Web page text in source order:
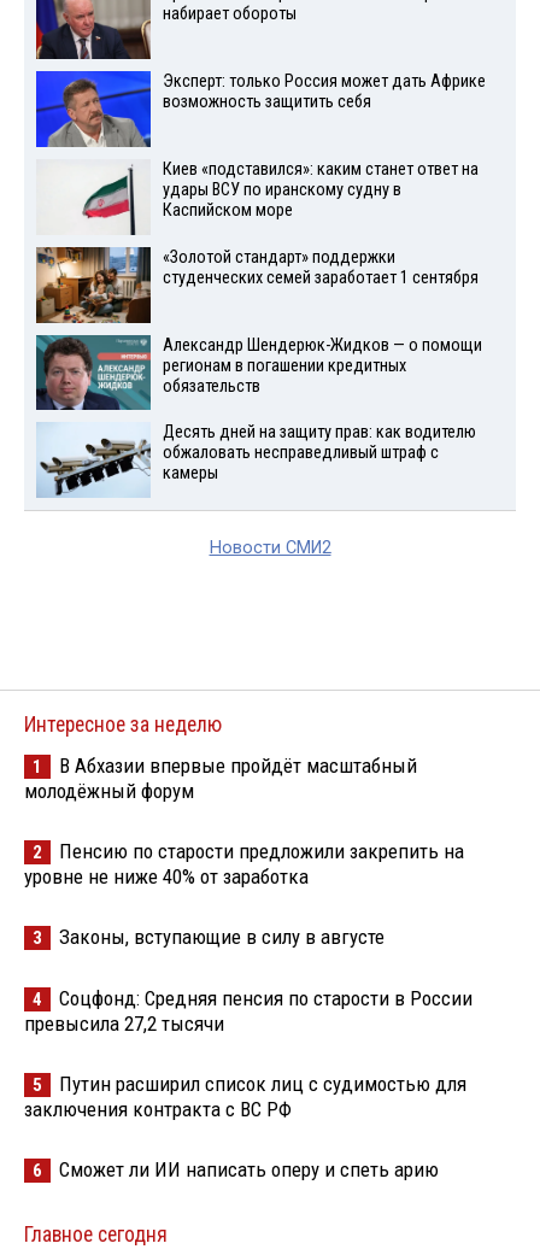
набирает обороты
Эксперт: только Россия может дать Африке
возможность защитить себя
Киев «подставился»: каким станет ответ на
удары ВСУ по иранскому судну в
Каспийском море
«Золотой стандарт» поддержки
студенческих семей заработает 1 сентября
Александр Шендерюк-Жидков — о помощи
регионам в погашении кредитных
обязательств
Десять дней на защиту прав: как водителю
обжаловать несправедливый штраф с
камеры
Новости СМИ2
Интересное за неделю
1
В Абхазии впервые пройдёт масштабный
молодёжный форум
2
Пенсию по старости предложили закрепить на
уровне не ниже 40% от заработка
3 Законы, вступающие в силу в августе
4
Соцфонд: Средняя пенсия по старости в России
превысила 27,2 тысячи
5
Путин расширил список лиц с судимостью для
заключения контракта с ВС РФ
6 Сможет ли ИИ написать оперу и спеть арию
Главное сегодня